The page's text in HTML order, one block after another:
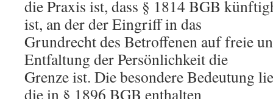
die Praxis ist, dass § 1814 BGB
ist, an der der Eingriff in das
Grundrecht des Betroffenen auf freie
Entfaltung der Persönlichkeit die
Grenze ist. Die besondere Bedeutung
die in § 1896 BGB enthalten